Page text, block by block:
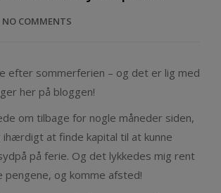
NO COMMENTS
efter sommerferien – og det er lig med
her på bloggen!
om tilbage for nogle måneder siden,
at finde kapital til at kunne
på ferie. Og det lykkedes mig rent
pengene, og komme afsted!